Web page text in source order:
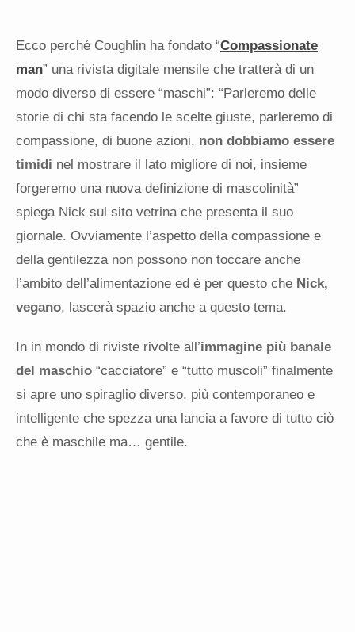
Ecco perché Coughlin ha fondato “Compassionate
man” una rivista digitale mensile che tratterà di un
modo diverso di essere “maschi”: “Parleremo delle
storie di chi sta facendo le scelte giuste, parleremo di
compassione, di buone azioni, non dobbiamo essere
timidi nel mostrare il lato migliore di noi, insieme
forgeremo una nuova definizione di mascolinità”
spiega Nick sul sito vetrina che presenta il suo
giornale. Ovviamente l’aspetto della compassione e
della gentilezza non possono non toccare anche
l’ambito dell’alimentazione ed è per questo che Nick,
vegano, lascerà spazio anche a questo tema.
In in mondo di riviste rivolte all’immagine più banale
del maschio “cacciatore” e “tutto muscoli” finalmente
si apre uno spiraglio diverso, più contemporaneo e
intelligente che spezza una lancia a favore di tutto ciò
che è maschile ma… gentile.